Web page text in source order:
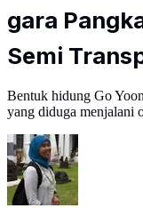
gara
Semi
Bentuk hidung Go
yang diduga menjalani